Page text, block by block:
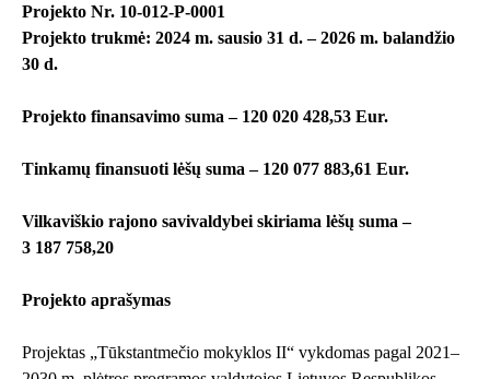
Projekto Nr. 10-012-P-0001
Projekto trukmė: 2024 m. sausio 31 d. – 2026 m. balandžio
30 d.
Projekto finansavimo suma – 120 020 428,53 Eur.
Tinkamų finansuoti lėšų suma – 120 077 883,61 Eur.
Vilkaviškio rajono savivaldybei skiriama lėšų suma –
3 187 758,20
Projekto aprašymas
Projektas „Tūkstantmečio mokyklos II“ vykdomas pagal 2021–